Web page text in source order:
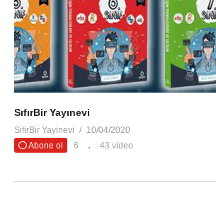
SıfırBir Yayınevi
SifirBir Yayinevi
10/04/2020
Abone ol
6 43 video